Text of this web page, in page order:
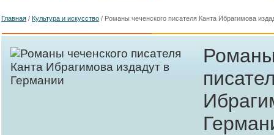
Главная / Культура и искусство / Романы чеченского писателя Канта Ибрагимова